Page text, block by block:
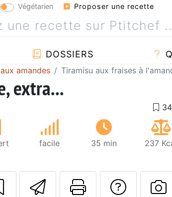
Végétarien Proposer une recette
DOSSIERS
amandes Tiramisu aux fraises à
extra...
facile 35 min 237
Envoyer cette
Imprimer